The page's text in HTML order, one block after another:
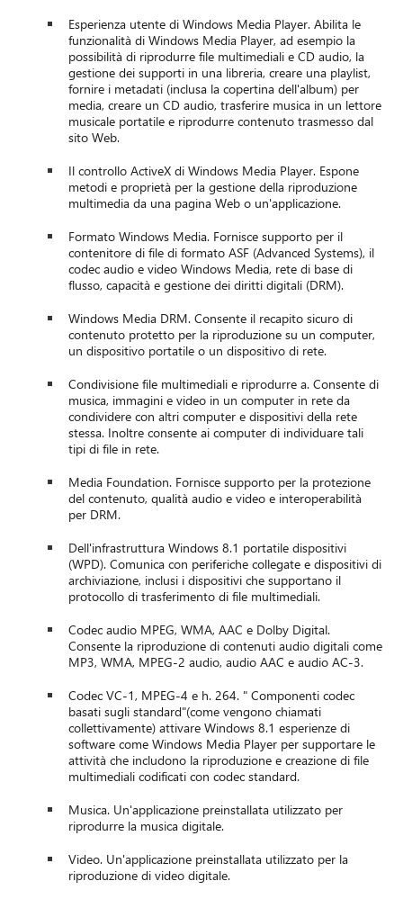
Esperienza utente di Windows Media Player. Abilita le
funzionalità di Windows Media Player, ad esempio la
possibilità di riprodurre file multimediali e CD audio, la
gestione dei supporti in una libreria, creare una playlist,
fornire i metadati (inclusa la copertina dell'album) per
media, creare un CD audio, trasferire musica in un lettore
musicale portatile e riprodurre contenuto trasmesso dal
sito Web.
Il controllo ActiveX di Windows Media Player. Espone
metodi e proprietà per la gestione della riproduzione
multimedia da una pagina Web o un'applicazione.
Formato Windows Media. Fornisce supporto per il
contenitore di file di formato ASF (Advanced Systems), il
codec audio e video Windows Media, rete di base di
flusso, capacità e gestione dei diritti digitali (DRM).
Windows Media DRM. Consente il recapito sicuro di
contenuto protetto per la riproduzione su un computer,
un dispositivo portatile o un dispositivo di rete.
Condivisione file multimediali e riprodurre a. Consente di
musica, immagini e video in un computer in rete da
condividere con altri computer e dispositivi della rete
stessa. Inoltre consente ai computer di individuare tali
tipi di file in rete.
Media Foundation. Fornisce supporto per la protezione
del contenuto, qualità audio e video e interoperabilità
per DRM.
Dell'infrastruttura Windows 8.1 portatile dispositivi
(WPD). Comunica con periferiche collegate e dispositivi di
archiviazione, inclusi i dispositivi che supportano il
protocollo di trasferimento di file multimediali.
Codec audio MPEG, WMA, AAC e Dolby Digital.
Consente la riproduzione di contenuti audio digitali come
MP3, WMA, MPEG-2 audio, audio AAC e audio AC-3.
Codec VC-1, MPEG-4 e h. 264. " Componenti codec
basati sugli standard"(come vengono chiamati
collettivamente) attivare Windows 8.1 esperienze di
software come Windows Media Player per supportare le
attività che includono la riproduzione e creazione di file
multimediali codificati con codec standard.
Musica. Un'applicazione preinstallata utilizzato per
riprodurre la musica digitale.
Video. Un'applicazione preinstallata utilizzato per la
riproduzione di video digitale.